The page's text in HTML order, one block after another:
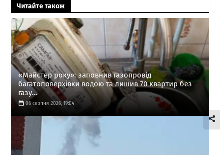
Читайте також
«Майстер року»: заповнив газопровід
багатоповерхівки водою та лишив 70 квартир без
газу...
06 серпня 2026, 19:04